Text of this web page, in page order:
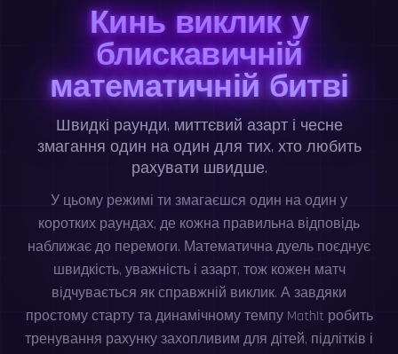
Кинь виклик у
блискавичній
математичній битві
Швидкі раунди, миттєвий азарт і чесне
змагання один на один для тих, хто любить
рахувати швидше.
У цьому режимі ти змагаєшся один на один у
коротких раундах, де кожна правильна відповідь
наближає до перемоги. Математична дуель поєднує
швидкість, уважність і азарт, тож кожен матч
відчувається як справжній виклик. А завдяки
простому старту та динамічному темпу MathIt робить
тренування рахунку захопливим для дітей, підлітків і